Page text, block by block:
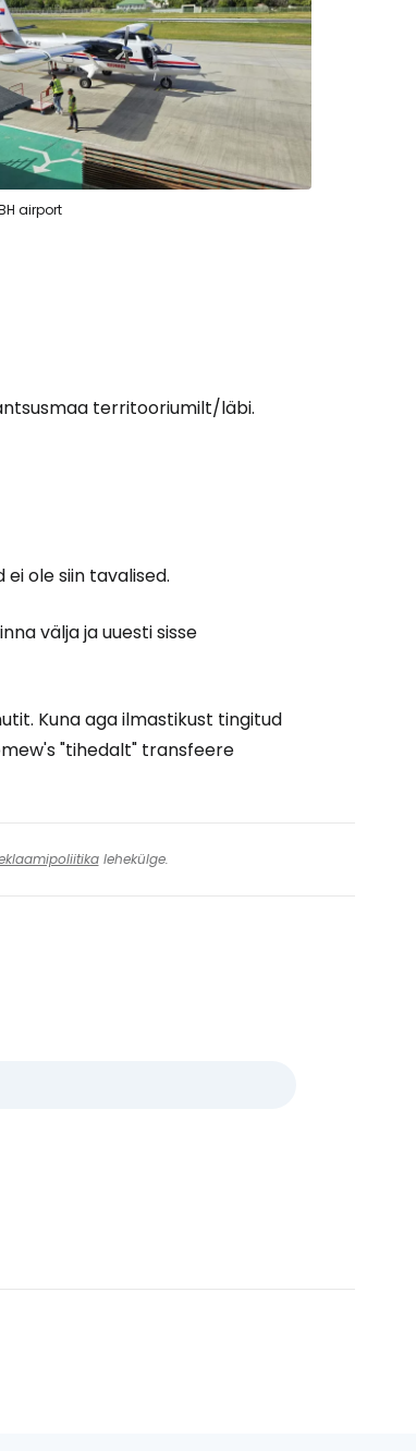
airport
territooriumilt/läbi.
ole siin tavalised.
välja ja uuesti sisse
Kuna aga ilmastikust tingitud
"tihedalt" transfeere
lehekülge.